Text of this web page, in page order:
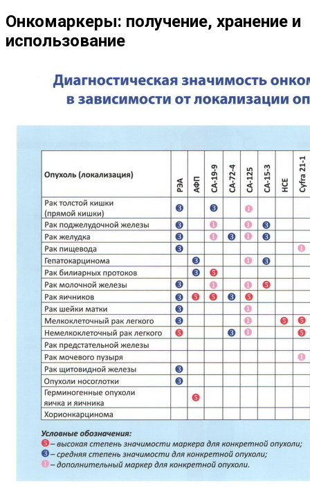
Онкомаркеры: получение, хранение и
использование